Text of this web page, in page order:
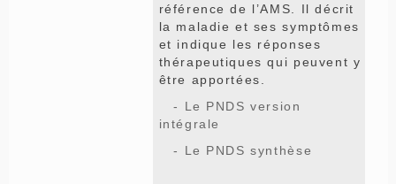
référence de l’AMS. Il décrit
la maladie et ses symptômes
et indique les réponses
thérapeutiques qui peuvent y
être apportées.
- Le PNDS version
intégrale
- Le PNDS synthèse